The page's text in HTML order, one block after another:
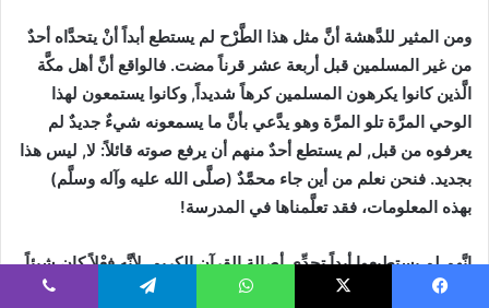
ومن المثير للدَّهشة أنَّ مثل هذا الطَّرْح لم يستطع أبداً أنْ يتحدَّاه أحدٌ
من غير المسلمين قبل أربعة عشر قرناً مضت. فالواقع أنَّ أهل مكَّة
الَّذين كانوا يكرهون المسلمين كرهاً شديداً, وكانوا يستمعون لهذا
الوحي المرَّة تلو المرَّة وهو يدَّعي بأنَّ ما يسمعونه شيءٌ جديدٌ لم
يعرفوه من قبل, لم يستطع أحدٌ منهم أن يرفع صوته قائلاً: لا, ليس هذا
بجديد. فنحن نعلم من أين جاء محمَّدٌ (صلَّى الله عليه وآله وسلَّم)
بهذه المعلومات، فقد تعلَّمناها في المدرسة!
إنَّهم لم يستطيعوا أبداً تحدِّي أصالة القرآن الكريم, لأنَّه فِعْلاً كان شيئاً
جديداً!